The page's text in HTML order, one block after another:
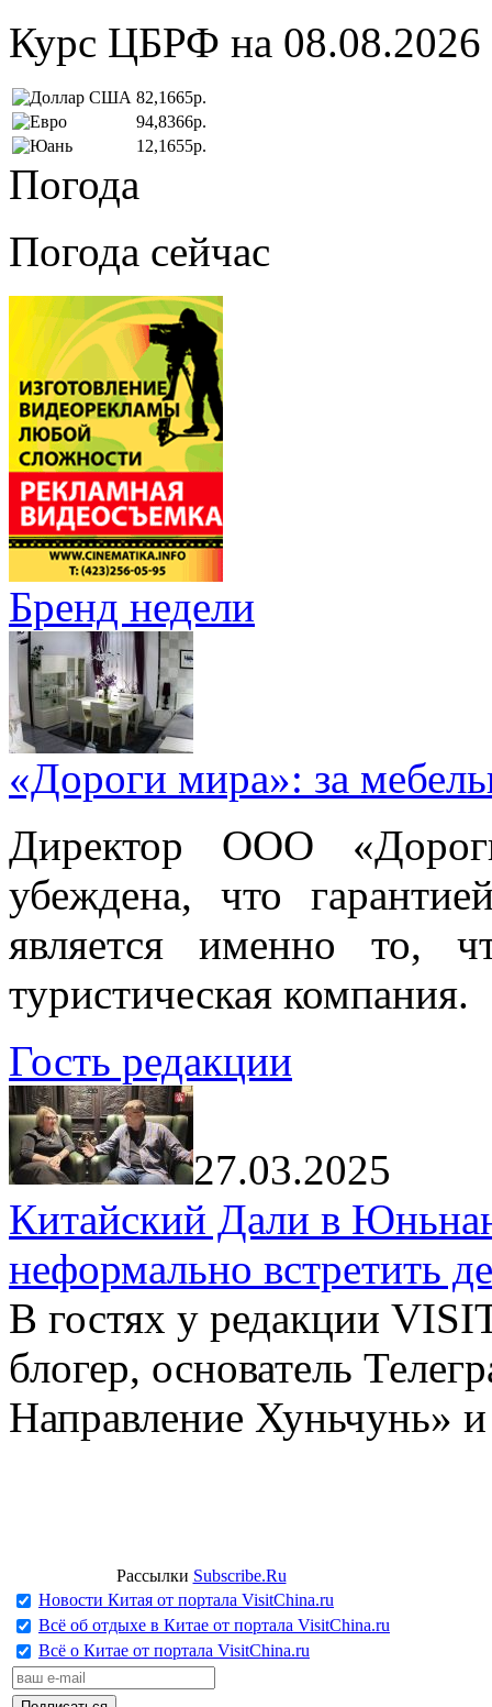
Курс ЦБРФ на 08.08.2026
82,1665р.
94,8366р.
12,1655р.
Погода
Погода сейчас
Бренд недели
«Дороги мира»: за
Директор ООО
убеждена, что
является именно то,
туристическая компания.
Гость редакции
27.03.2025
Китайский Дали в
неформально встретить
В гостях у редакции
блогер, основатель
Направление Хуньчунь»
Рассылки Subscribe.Ru
Новости Китая от портала VisitChina.ru
Всё об отдыхе в Китае от портала VisitChina.ru
Всё о Китае от портала VisitChina.ru